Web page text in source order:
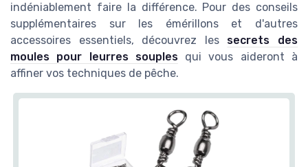
indéniablement faire la différence. Pour des conseils
supplémentaires sur les émérillons et d'autres
accessoires essentiels, découvrez les secrets des
moules pour leurres souplesqui vous aideront à
affiner vos techniques de pêche.